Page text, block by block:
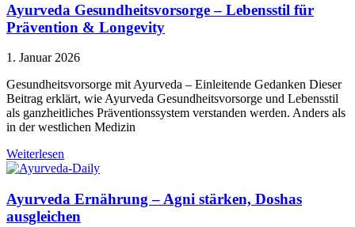
Ayurveda Gesundheitsvorsorge – Lebensstil für
Prävention & Longevity
1. Januar 2026
Gesundheitsvorsorge mit Ayurveda – Einleitende Gedanken Dieser
Beitrag erklärt, wie Ayurveda Gesundheitsvorsorge und Lebensstil
als ganzheitliches Präventionssystem verstanden werden. Anders als
in der westlichen Medizin
Weiterlesen
Ayurveda Ernährung – Agni stärken, Doshas
ausgleichen